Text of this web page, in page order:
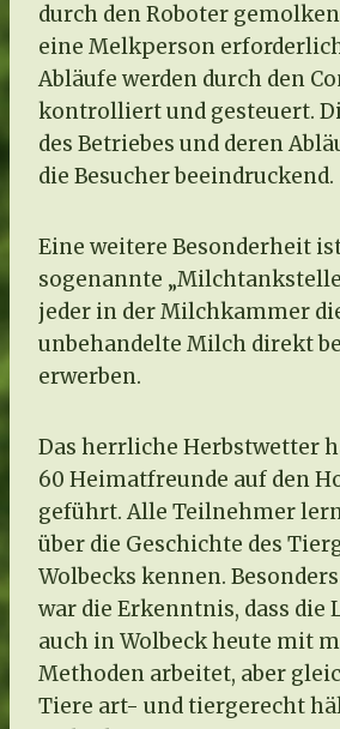
durch den Roboter
eine Melkperson
Abläufe werden durch den
kontrolliert und gesteuert.
des Betriebes und deren
die Besucher beeindruckend.
Eine weitere Besonderheit
sogenannte
jeder in der Milchkammer
unbehandelte Milch direkt
erwerben.
Das herrliche Herbstwetter
60 Heimatfreunde auf den
geführt. Alle Teilnehmer
über die Geschichte des
Wolbecks kennen.
war die Erkenntnis, dass die
auch in Wolbeck heute mit
Methoden arbeitet, aber
Tiere art- und tiergerecht